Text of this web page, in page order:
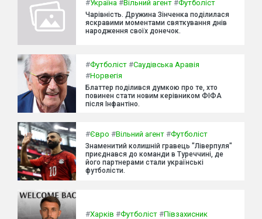
#Україна #Вільний агент #Футболіст
Чарівність. Дружина Зінченка поділилася
яскравими моментами святкування днів
народження своїх донечок.
#Футболіст #Саудівська Аравія
#Норвегія
Блаттер поділився думкою про те, хто
повинен стати новим керівником ФІФА
після Інфантіно.
#Євро #Вільний агент #Футболіст
Знаменитий колишній гравець "Ліверпуля"
приєднався до команди в Туреччині, де
його партнерами стали українські
футболісти.
#Харків #Футболіст #Півзахисник